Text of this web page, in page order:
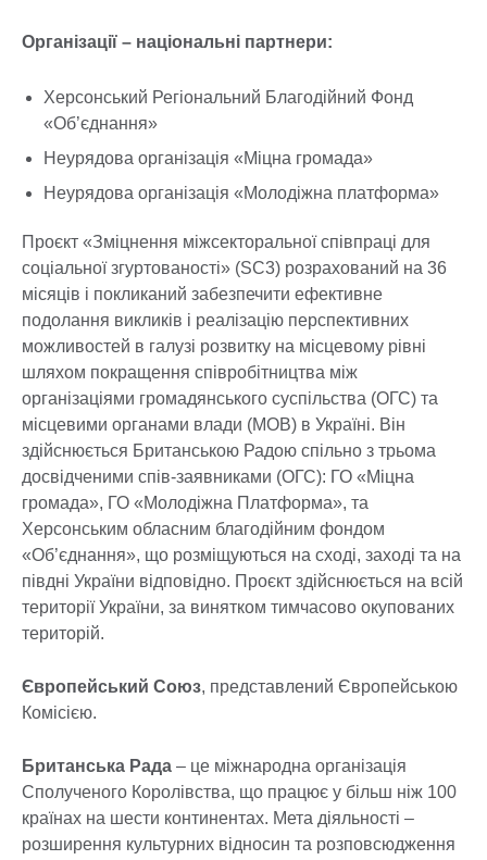
Організації – національні партнери:
Херсонський Регіональний Благодійний Фонд
«Об’єднання»
Неурядова організація «Міцна громада»
Неурядова організація «Молодіжна платформа»
Проєкт «Зміцнення міжсекторальної співпраці для
соціальної згуртованості» (SC3) розрахований на 36
місяців і покликаний забезпечити ефективне
подолання викликів і реалізацію перспективних
можливостей в галузі розвитку на місцевому рівні
шляхом покращення співробітництва між
організаціями громадянського суспільства (ОГС) та
місцевими органами влади (МОВ) в Україні. Він
здійснюється Британською Радою спільно з трьома
досвідченими спів-заявниками (ОГС): ГО «Міцна
громада», ГО «Молодіжна Платформа», та
Херсонським обласним благодійним фондом
«Об’єднання», що розміщуються на сході, заході та на
півдні України відповідно. Проєкт здійснюється на всій
території України, за винятком тимчасово окупованих
територій.
Європейський Союз, представлений Європейською
Комісією.
Британська Рада – це міжнародна організація
Сполученого Королівства, що працює у більш ніж 100
країнах на шести континентах. Мета діяльності –
розширення культурних відносин та розповсюдження